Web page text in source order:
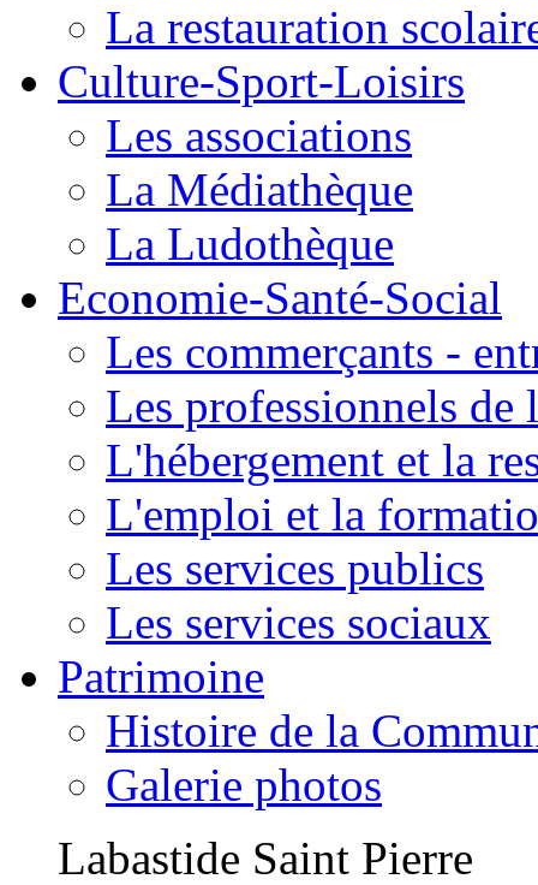
La restauration
Culture-Sport-Loisirs
Les associations
La Médiathèque
La Ludothèque
Economie-Santé-Social
Les commerçants -
Les professionnels de
L'hébergement et la
L'emploi et la
Les services publics
Les services sociaux
Patrimoine
Histoire de la
Galerie photos
Labastide Saint Pierre